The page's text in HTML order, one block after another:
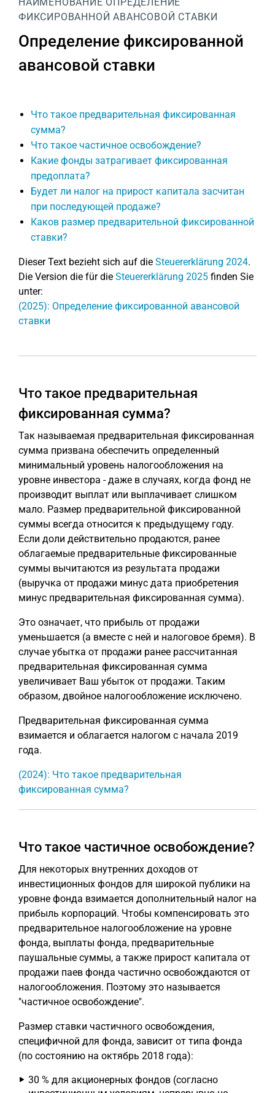
ФИКСИРОВАННОЙ АВАНСОВОЙ СТАВКИ
Определение фиксированной
авансовой ставки
Что такое предварительная фиксированная
сумма?
Что такое частичное освобождение?
Какие фонды затрагивает фиксированная
предоплата?
Будет ли налог на прирост капитала засчитан
при последующей продаже?
Каков размер предварительной фиксированной
ставки?
Dieser Text bezieht sich auf die Steuererklärung 2024.
Die Version die für die Steuererklärung 2025 finden Sie
unter:
(2025): Определение фиксированной авансовой
ставки
Что такое предварительная
фиксированная сумма?
Так называемая предварительная фиксированная
сумма призвана обеспечить определенный
минимальный уровень налогообложения на
уровне инвестора - даже в случаях, когда фонд не
производит выплат или выплачивает слишком
мало. Размер предварительной фиксированной
суммы всегда относится к предыдущему году.
Если доли действительно продаются, ранее
облагаемые предварительные фиксированные
суммы вычитаются из результата продажи
(выручка от продажи минус дата приобретения
минус предварительная фиксированная сумма).
Это означает, что прибыль от продажи
уменьшается (а вместе с ней и налоговое бремя). В
случае убытка от продажи ранее рассчитанная
предварительная фиксированная сумма
увеличивает Ваш убыток от продажи. Таким
образом, двойное налогообложение исключено.
Предварительная фиксированная сумма
взимается и облагается налогом с начала 2019
года.
(2024): Что такое предварительная
фиксированная сумма?
Что такое частичное освобождение?
Для некоторых внутренних доходов от
инвестиционных фондов для широкой публики на
уровне фонда взимается дополнительный налог на
прибыль корпораций. Чтобы компенсировать это
предварительное налогообложение на уровне
фонда, выплаты фонда, предварительные
паушальные суммы, а также прирост капитала от
продажи паев фонда частично освобождаются от
налогообложения. Поэтому это называется
"частичное освобождение".
Размер ставки частичного освобождения,
специфичной для фонда, зависит от типа фонда
(по состоянию на октябрь 2018 года):
30 % для акционерных фондов (согласно